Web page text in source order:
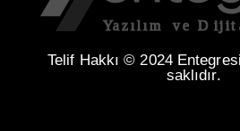
Telif Hakkı © 2024
saklıdır.